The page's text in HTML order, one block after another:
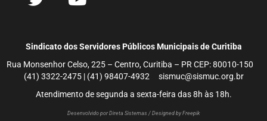
Sindicato dos Servidores Públicos Municipais de Curitiba
Rua Monsenhor Celso, 225 – Centro, Curitiba – PR CEP: 80010-150
(41) 3322-2475 | (41) 98407-4932 sismuc@sismuc.org.br
Atendimento de segunda a sexta-feira das 8h às 18h.
Desenvolvido por Direta Sistemas / Designed by Freepik